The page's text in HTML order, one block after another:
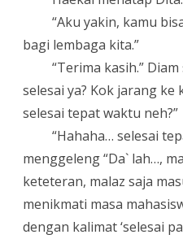
“Aku yakin, kamu
bagi lembaga kita.”
“Terima kasih.”
selesai ya? Kok jarang ke
selesai tepat waktu neh?”
“Hahaha… selesai
menggeleng “Da` lah…,
keteteran, malaz saja
menikmati masa
dengan kalimat ‘selesai